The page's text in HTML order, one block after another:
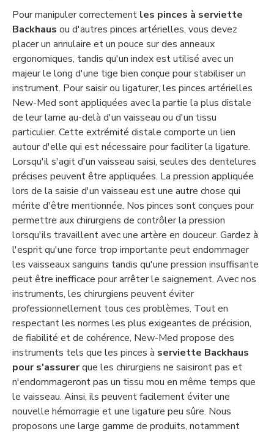
Pour manipuler correctement les pinces à serviette
Backhaus ou d'autres pinces artérielles, vous devez
placer un annulaire et un pouce sur des anneaux
ergonomiques, tandis qu'un index est utilisé avec un
majeur le long d'une tige bien conçue pour stabiliser un
instrument. Pour saisir ou ligaturer, les pinces artérielles
New-Med sont appliquées avec la partie la plus distale
de leur lame au-delà d'un vaisseau ou d'un tissu
particulier. Cette extrémité distale comporte un lien
autour d'elle qui est nécessaire pour faciliter la ligature.
Lorsqu'il s'agit d'un vaisseau saisi, seules des dentelures
précises peuvent être appliquées. La pression appliquée
lors de la saisie d'un vaisseau est une autre chose qui
mérite d'être mentionnée. Nos pinces sont conçues pour
permettre aux chirurgiens de contrôler la pression
lorsqu'ils travaillent avec une artère en douceur. Gardez à
l'esprit qu'une force trop importante peut endommager
les vaisseaux sanguins tandis qu'une pression insuffisante
peut être inefficace pour arrêter le saignement. Avec nos
instruments, les chirurgiens peuvent éviter
professionnellement tous ces problèmes. Tout en
respectant les normes les plus exigeantes de précision,
de fiabilité et de cohérence, New-Med propose des
instruments tels que les pinces à serviette Backhaus
pour s'assurerque les chirurgiens ne saisiront pas et
n'endommageront pas un tissu mou en même temps que
le vaisseau. Ainsi, ils peuvent facilement éviter une
nouvelle hémorragie et une ligature peu sûre. Nous
proposons une large gamme de produits, notamment